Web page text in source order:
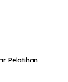
Pelatihan